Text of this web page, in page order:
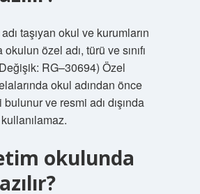
taşıyan okul ve kurumların
özel adı, türü ve sınıfı
RG–30694) Özel
okul adından önce
bulunur ve resmi adı dışında
okulunda